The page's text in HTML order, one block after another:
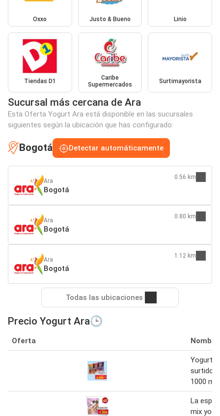
Oxxo Justo & Bueno Linio
Tiendas D1
Caribe
Supermercados
Surtimayorista
Sucursal más cercana de Ara
Esta Oferta Yogurt Ara está disponible en las sucursales
siguientes según la ubicación que has configurado:
Bogotá Detectar automáticamente
Ara
Bogotá
0.56 km
Ara
Bogotá
0.80 km
Ara
Bogotá
1.12 km
Todas las ubicaciones
Precio Yogurt Ara🕒
Oferta Nombre
Yogurt
surtido
1000 ml
La
mix